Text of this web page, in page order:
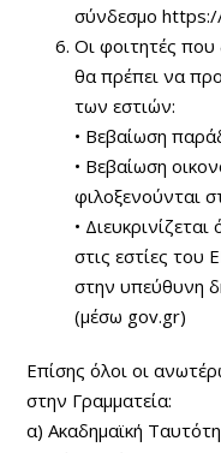
σύνδεσμο
Οι φοιτητές που
θα πρέπει να
των εστιών:
• Βεβαίωση
• Βεβαίωση
φιλοξενούνται
•
στις εστίες
στην υπεύθυνη
(μέσω gov.gr)
Επίσης όλοι οι
στην Γραμματεία:
α) Ακαδημαϊκή